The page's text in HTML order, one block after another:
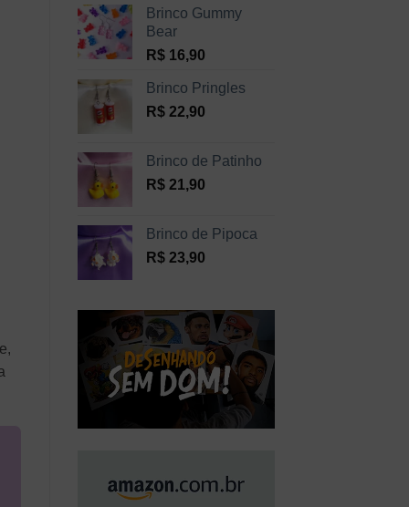
Brinco Gummy
Bear
R$16,90
Brinco Pringles
R$22,90
Brinco de Patinho
R$21,90
Brinco de Pipoca
R$23,90